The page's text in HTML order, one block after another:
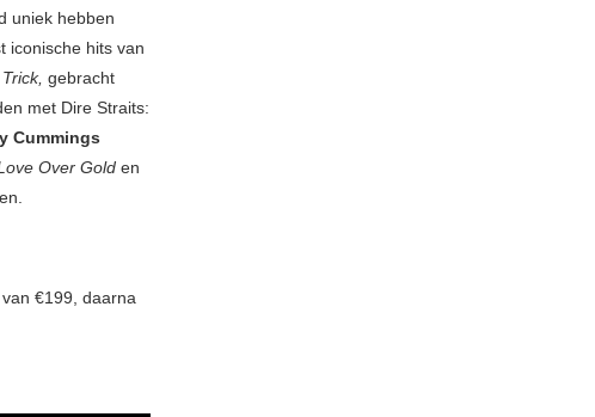
uniek hebben
iconische hits van
gebracht
met Dire Straits:
Cummings
Over Gold en
€199, daarna